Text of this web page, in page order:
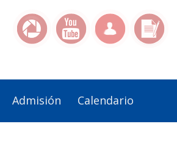
Admisión Calendario